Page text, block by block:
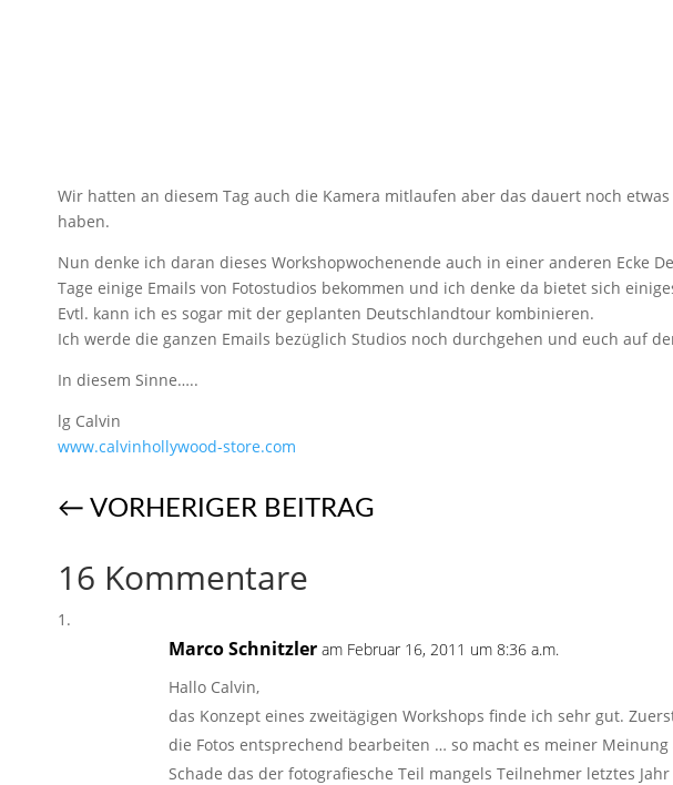
Wir hatten an diesem Tag auch die Kamera mitlaufen aber das dauert noch
haben.
Nun denke ich daran dieses Workshopwochenende auch in einer anderen Ecke
Tage einige Emails von Fotostudios bekommen und ich denke da bietet sich
Evtl. kann ich es sogar mit der geplanten Deutschlandtour kombinieren.
Ich werde die ganzen Emails bezüglich Studios noch durchgehen und euch auf
In diesem Sinne…..
lg Calvin
www.calvinhollywood-store.com
← VORHERIGER BEITRAG
16 Kommentare
Marco Schnitzler am Februar 16, 2011 um 8:36 a.m.
Hallo Calvin,
das Konzept eines zweitägigen Workshops finde ich sehr gut.
die Fotos entsprechend bearbeiten … so macht es meiner Meinung
Schade das der fotografiesche Teil mangels Teilnehmer letztes